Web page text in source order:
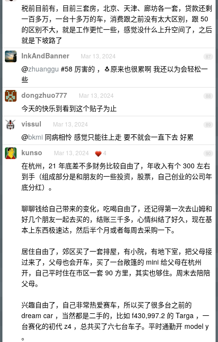
税前目前有，目前三套房，北京、天津、廊坊各一套，贷款还剩
一百多万，一台十多万的车，消费跟之前没有太大区别，跟 50
的区别不大，就是工作更忙一些，感觉没什么上升空间了，之后
就是下坡路了
87
InkAndBanner Mar 13, 2024
@zhuanggu #58 厉害的 ，🐧原来也很累啊 我还以为会轻松一
些
88
dongzhuo777 Mar 13, 2024
今天的快乐到看到这个贴子为止
89
vissul Mar 13, 2024
@bkmi 同病相怜 感觉只能往上走 要不就会一直下去 好累
90
kunso Mar 13, 2024 4
在杭州，21 年底差不多财务比较自由了，年收入有个 300 左右
到手（组成部分是和朋友的一些投资，股票，自己创业的公司年
底分红）。
聊聊钱给自己带来的变化，吃喝自由了，还记得第一次去山姆和
好几个朋友一起去买的，结账三千多，心情纠结了好久，现在基
本上东西极速达，然后半个月或者每周去采购一下。
居住自由了，郊区买了一套排屋，有小院，有地下室，把父母接
过来了，父母也会开车，买了一台敞篷的 mini 给父母在杭州
开，自己平时住在市区一套 90 方里，其实也够住。周末去陪陪
父母。
兴趣自由了，自己非常热爱赛车，所以买了很多台之前的
dream car ，当然都是二手的，比如 f430,997.2 的 Targa ，一
台赛化的初代 z4 ，总共买了六七台车子。平时通勤开 model y
。